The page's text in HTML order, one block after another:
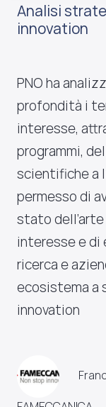
Analisi
innovation
PNO ha
profondità i
interesse,
programmi,
scientifiche a
permesso di
stato
interesse e di
ricerca e
ecosistema a
innovation